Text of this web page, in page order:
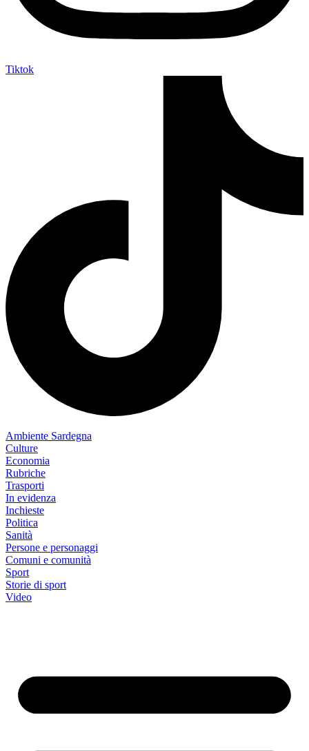
Tiktok
Ambiente Sardegna
Culture
Economia
Rubriche
Trasporti
In evidenza
Inchieste
Politica
Sanità
Persone e personaggi
Comuni e comunità
Sport
Storie di sport
Video